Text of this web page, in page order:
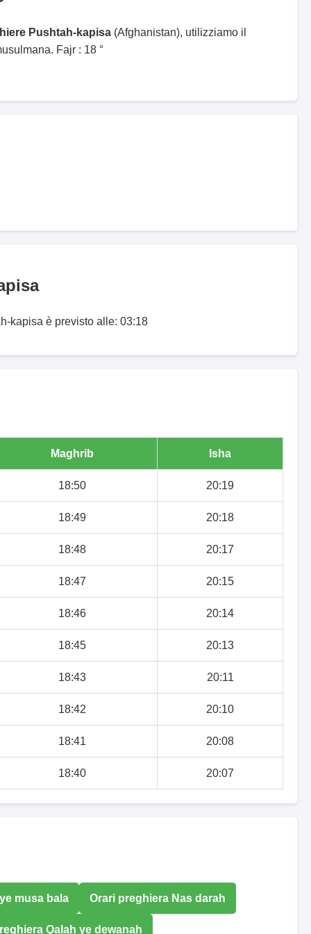
Pushtah-kapisa (Afghanistan), utilizziamo il
Fajr : 18 °
kapisa è previsto alle: 03:18
Maghrib Isha
18:50 20:19
18:49 20:18
18:48 20:17
18:47 20:15
18:46 20:14
18:45 20:13
18:43 20:11
18:42 20:10
18:41 20:08
18:40 20:07
musa bala Orari preghiera Nas darah
Qalah ye dewanah